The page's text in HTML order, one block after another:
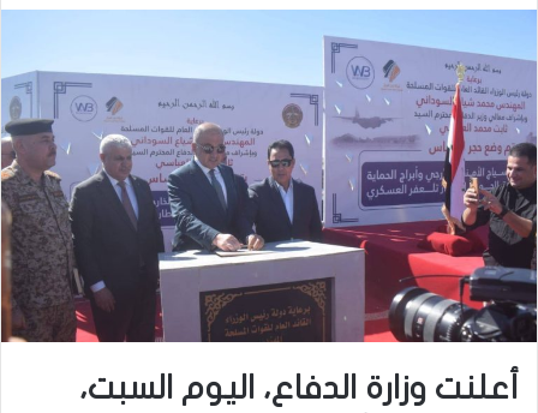
أعلنت وزارة الدفاع، اليوم السبت،